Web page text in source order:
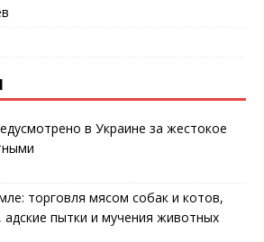
в Украине за жестокое
торговля мясом собак и котов,
адские пытки и мучения животных